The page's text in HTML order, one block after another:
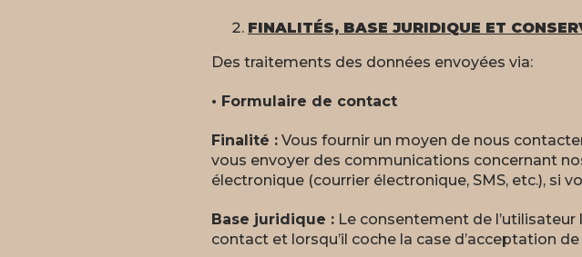
FINALITÉS, BASE JURIDIQUE ET
Des traitements des données envoyées via:
• Formulaire de contact
Finalité : Vous fournir un moyen de nous
vous envoyer des communications concernant
électronique (courrier électronique, SMS, etc.), si
Base juridique : Le consentement de
contact et lorsqu’il coche la case d’acceptation de